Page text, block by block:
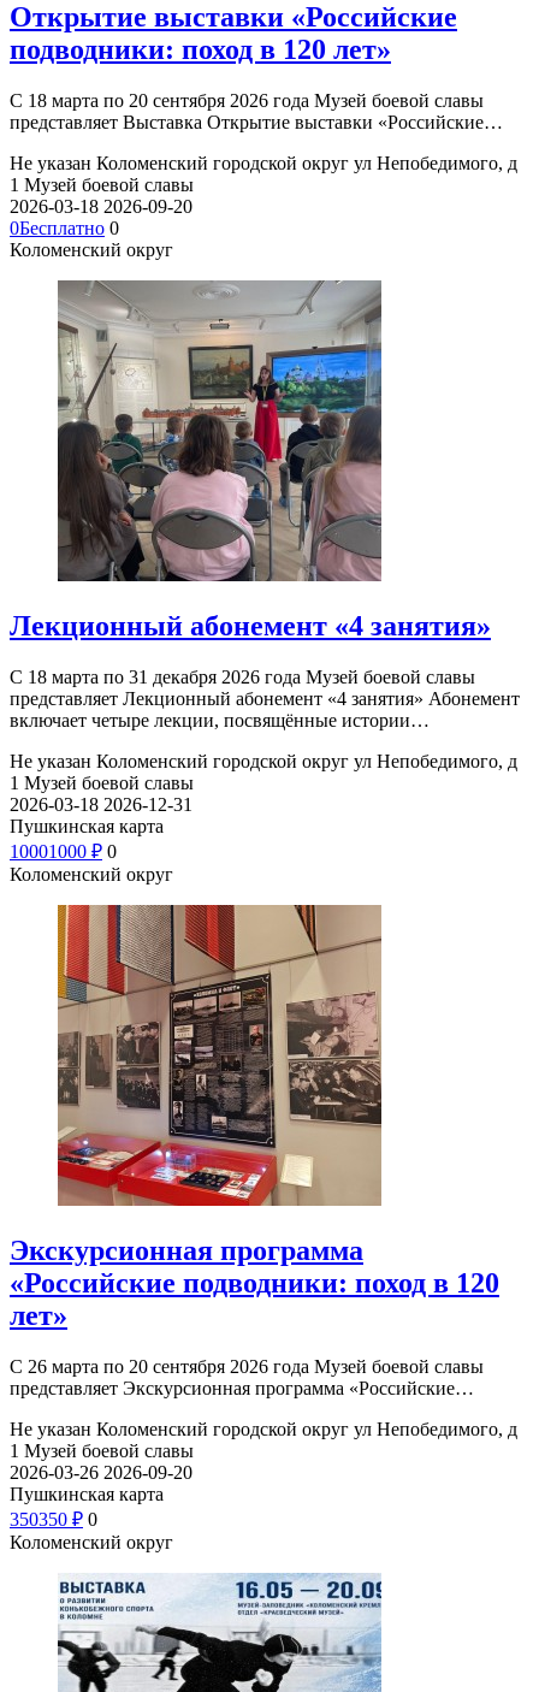
Открытие выставки «Российские
подводники: поход в 120 лет»
С 18 марта по 20 сентября 2026 года Музей боевой славы
представляет Выставка Открытие выставки «Российские…
Не указан Коломенский городской округ ул Непобедимого, д
1 Музей боевой славы
2026-03-18 2026-09-20
0Бесплатно 0
Коломенский округ
Лекционный абонемент «4 занятия»
С 18 марта по 31 декабря 2026 года Музей боевой славы
представляет Лекционный абонемент «4 занятия» Абонемент
включает четыре лекции, посвящённые истории…
Не указан Коломенский городской округ ул Непобедимого, д
1 Музей боевой славы
2026-03-18 2026-12-31
Пушкинская карта
10001000 ₽ 0
Коломенский округ
Экскурсионная программа
«Российские подводники: поход в 120
лет»
С 26 марта по 20 сентября 2026 года Музей боевой славы
представляет Экскурсионная программа «Российские…
Не указан Коломенский городской округ ул Непобедимого, д
1 Музей боевой славы
2026-03-26 2026-09-20
Пушкинская карта
350350 ₽ 0
Коломенский округ